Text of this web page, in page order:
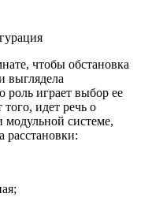
чтобы обстановка
выглядела
роль играет выбор ее
идет речь о
модульной системе,
расстановки: